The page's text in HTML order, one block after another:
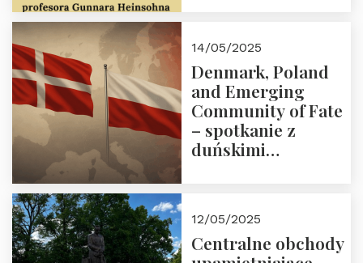
14/05/2025
Denmark, Poland
and Emerging
Community of Fate
– spotkanie z
duńskimi
12/05/2025
Centralne obchody